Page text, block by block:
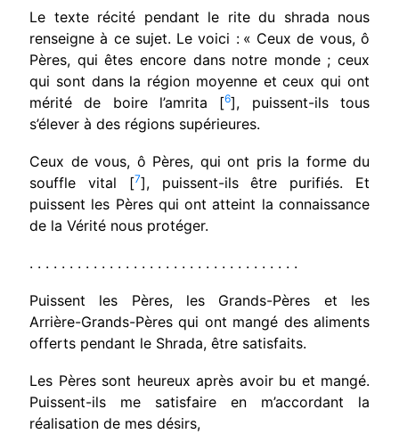
Le texte récité pendant le rite du shrada nous
renseigne à ce sujet. Le voici : « Ceux de vous, ô
Pères, qui êtes encore dans notre monde ; ceux
qui sont dans la région moyenne et ceux qui ont
mérité de boire l’amrita [6], puissent-ils tous
s’élever à des régions supérieures.
Ceux de vous, ô Pères, qui ont pris la forme du
souffle vital [7], puissent-ils être purifiés. Et
puissent les Pères qui ont atteint la connaissance
de la Vérité nous protéger.
. . . . . . . . . . . . . . . . . . . . . . . . . . . . . . . . . .
Puissent les Pères, les Grands-Pères et les
Arrière-Grands-Pères qui ont mangé des aliments
offerts pendant le Shrada, être satis­faits.
Les Pères sont heureux après avoir bu et mangé.
Puissent-ils me satisfaire en m’accor­dant la
réalisation de mes désirs,